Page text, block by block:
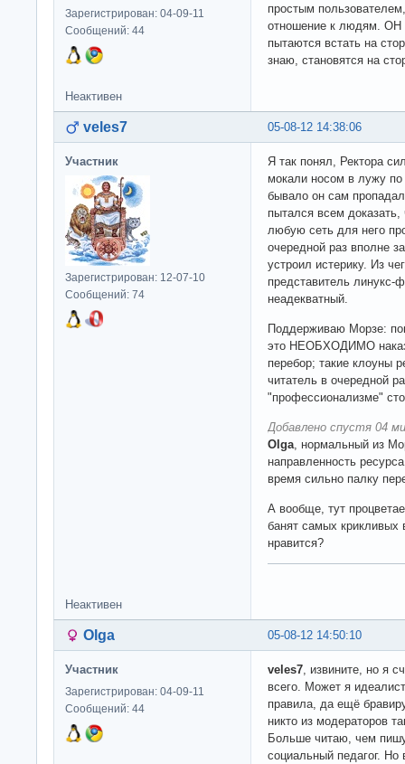
Зарегистрирован: 04-09-11
Сообщений: 44
простым
отношение к людям. ОН
пытаются встать на
знаю, становятся на
Неактивен
05-08-12 14:38:06
veles7
Участник
Зарегистрирован: 12-07-10
Сообщений: 74
Я так понял, Ректора
мокали носом в лужу
бывало он сам
пытался всем доказать,
любую сеть для него
очередной раз вполне
устроил истерику. Из
представитель линукс-
неадекватный.
Поддерживаю Морзе:
это НЕОБХОДИМО
перебор; такие клоуны
читатель в очередной
"профессионализме"
Добавлено спустя 04
Olga , нормальный из
направленность
время сильно палку
А вообще, тут
банят самых крикливых
нравится?
Неактивен
05-08-12 14:50:10
Olga
Участник
Зарегистрирован: 04-09-11
Сообщений: 44
veles7 , извините, но я
всего. Может я
правила, да ещё
никто из модераторов
Больше читаю, чем
социальный педагог.